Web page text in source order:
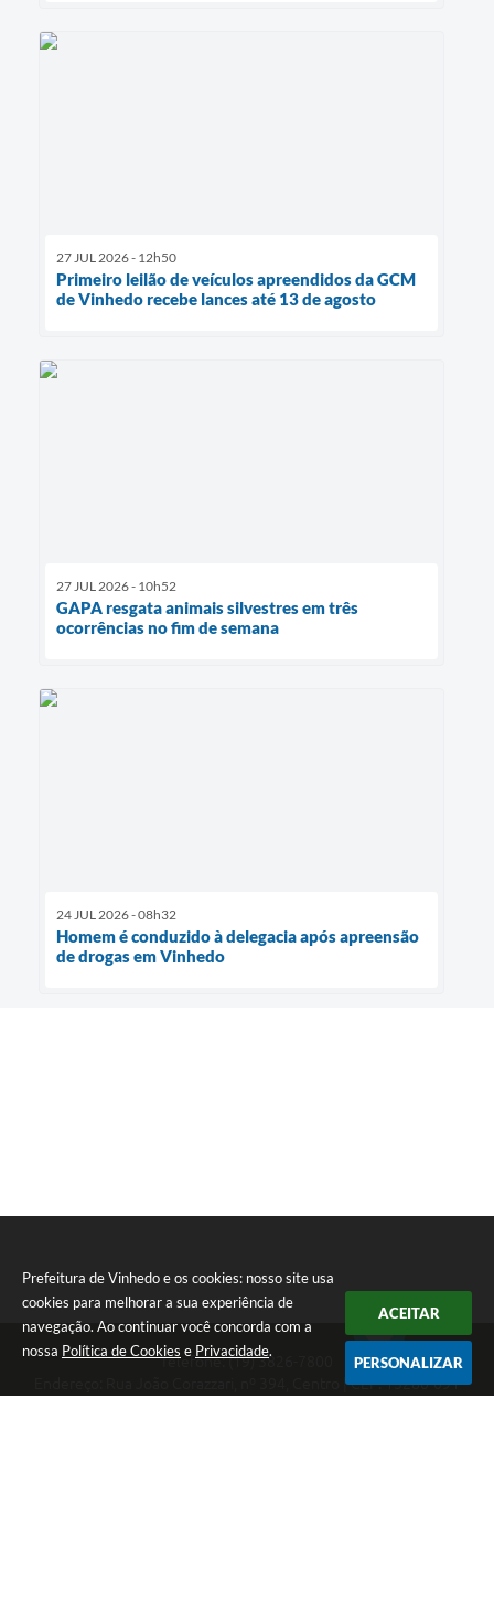
Prefeitura de Vinhedo e os cookies: nosso site usa
cookies para melhorar a sua experiência de
navegação. Ao continuar você concorda com a
nossa Política de Cookies e Privacidade.
ACEITAR
PERSONALIZAR
27 JUL 2026 - 12h50
Primeiro leilão de veículos apreendidos da GCM
de Vinhedo recebe lances até 13 de agosto
27 JUL 2026 - 10h52
GAPA resgata animais silvestres em três
ocorrências no fim de semana
24 JUL 2026 - 08h32
Homem é conduzido à delegacia após apreensão
de drogas em Vinhedo
Telefone: (19) 3826-7800
Endereço: Rua João Corazzari, nº 394, Centro | CEP: 13280-091